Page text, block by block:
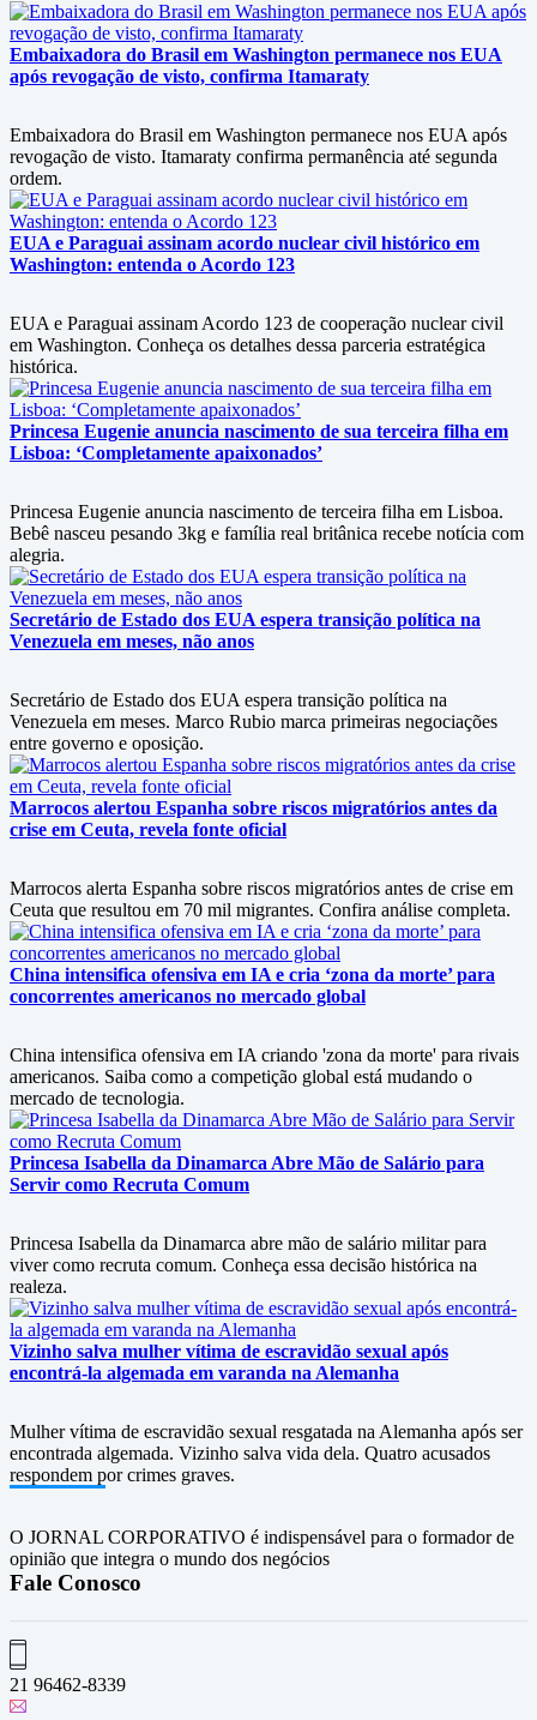
Embaixadora do Brasil em Washington permanece nos EUA
após revogação de visto, confirma Itamaraty
Embaixadora do Brasil em Washington permanece nos EUA após
revogação de visto. Itamaraty confirma permanência até segunda
ordem.
EUA e Paraguai assinam acordo nuclear civil histórico em
Washington: entenda o Acordo 123
EUA e Paraguai assinam Acordo 123 de cooperação nuclear civil
em Washington. Conheça os detalhes dessa parceria estratégica
histórica.
Princesa Eugenie anuncia nascimento de sua terceira filha em
Lisboa: ‘Completamente apaixonados’
Princesa Eugenie anuncia nascimento de terceira filha em Lisboa.
Bebê nasceu pesando 3kg e família real britânica recebe notícia com
alegria.
Secretário de Estado dos EUA espera transição política na
Venezuela em meses, não anos
Secretário de Estado dos EUA espera transição política na
Venezuela em meses. Marco Rubio marca primeiras negociações
entre governo e oposição.
Marrocos alertou Espanha sobre riscos migratórios antes da
crise em Ceuta, revela fonte oficial
Marrocos alerta Espanha sobre riscos migratórios antes de crise em
Ceuta que resultou em 70 mil migrantes. Confira análise completa.
China intensifica ofensiva em IA e cria ‘zona da morte’ para
concorrentes americanos no mercado global
China intensifica ofensiva em IA criando 'zona da morte' para rivais
americanos. Saiba como a competição global está mudando o
mercado de tecnologia.
Princesa Isabella da Dinamarca Abre Mão de Salário para
Servir como Recruta Comum
Princesa Isabella da Dinamarca abre mão de salário militar para
viver como recruta comum. Conheça essa decisão histórica na
realeza.
Vizinho salva mulher vítima de escravidão sexual após
encontrá-la algemada em varanda na Alemanha
Mulher vítima de escravidão sexual resgatada na Alemanha após ser
encontrada algemada. Vizinho salva vida dela. Quatro acusados
respondem por crimes graves.
O JORNAL CORPORATIVO é indispensável para o formador de
opinião que integra o mundo dos negócios
Fale Conosco
21 96462-8339